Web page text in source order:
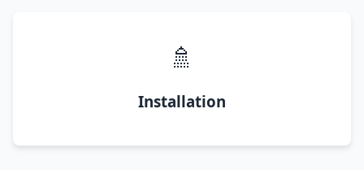
🚿
Installation